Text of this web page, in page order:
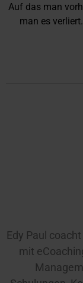
Auf das man
man es
Edy Paul
mit